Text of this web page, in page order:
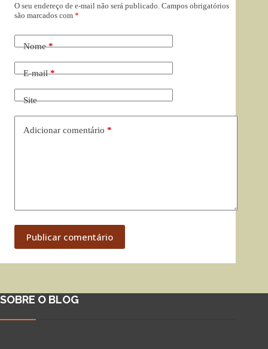
O seu endereço de e-mail não será publicado. Campos obrigatórios
são marcados com *
Nome*
E-mail*
Site
Adicionar comentário *
Publicar comentário
SOBRE O BLOG